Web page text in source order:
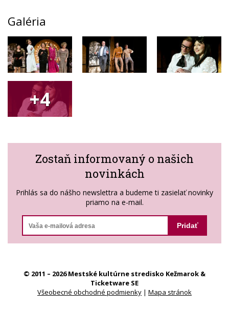
Galéria
+4
Zostaň informovaný o našich
novinkách
Prihlás sa do nášho newslettra a budeme ti zasielať novinky
priamo na e-mail.
Pridať
© 2011 – 2026 Mestské kultúrne stredisko Kežmarok &
Ticketware SE
Všeobecné obchodné podmienky | Mapa stránok